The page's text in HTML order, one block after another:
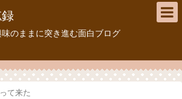
き進む面白ブログ
て来た